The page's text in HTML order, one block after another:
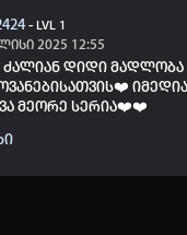
- LVL 1
2025 12:55
ძალიან დიდი მადლობა
მეორე სერია❤️❤️